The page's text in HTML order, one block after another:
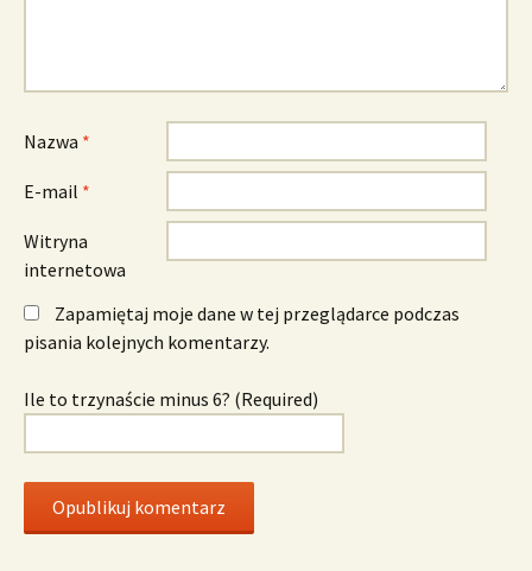
Nazwa *
E-mail *
Witryna
internetowa
Zapamiętaj moje dane w tej przeglądarce podczas
pisania kolejnych komentarzy.
Ile to trzynaście minus 6? (Required)